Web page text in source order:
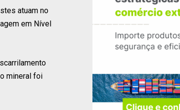
atuam no
em Nível
mineral foi